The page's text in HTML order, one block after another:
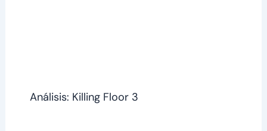
Análisis: Killing Floor 3